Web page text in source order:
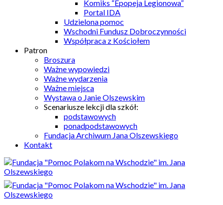
Komiks “Epopeja Legionowa”
Portal IDA
Udzielona pomoc
Wschodni Fundusz Dobroczynności
Współpraca z Kościołem
Patron
Broszura
Ważne wypowiedzi
Ważne wydarzenia
Ważne miejsca
Wystawa o Janie Olszewskim
Scenariusze lekcji dla szkół:
podstawowych
ponadpodstawowych
Fundacja Archiwum Jana Olszewskiego
Kontakt